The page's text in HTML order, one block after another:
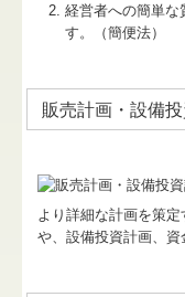
経営者への簡単な
す。（簡便法）
販売計画・設備
より詳細な計画を策
や、設備投資計画、資